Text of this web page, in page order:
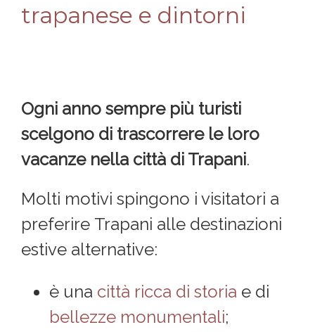
trapanese e dintorni
Ogni anno sempre più turisti
scelgono di trascorrere le loro
vacanze nella città di Trapani.
Molti motivi spingono i visitatori a
preferire Trapani alle destinazioni
estive alternative:
è una città ricca di storia e di
bellezze monumentali;